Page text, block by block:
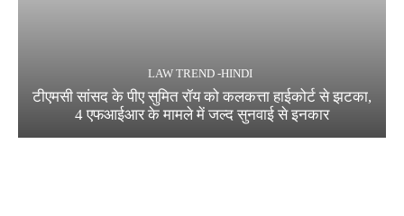
LAW TREND -HINDI
टीएमसी सांसद के पीए सुमित रॉय को कलकत्ता हाईकोर्ट से झटका,
4 एफआईआर के मामले में जल्द सुनवाई से इनकार